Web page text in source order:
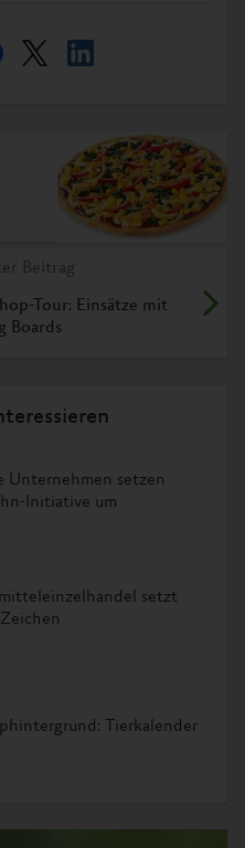
Beitrag
Tour: Einsätze mit
Boards
Unternehmen setzen
Initiative um
setzt
Tierkalender